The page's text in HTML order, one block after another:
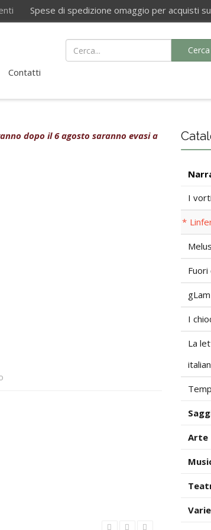
Spese di spedizione omaggio per acquisti
Contatti
Cerca
dopo il 6 agosto saranno evasi a
I
Fuori
gLam
I
La
Arte